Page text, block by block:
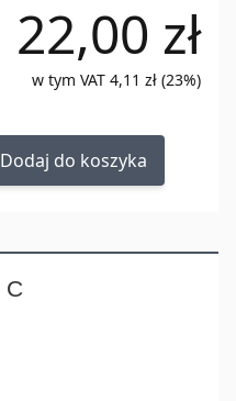
22,00 zł
w tym VAT 4,11 zł (23%)
Dodaj do koszyka
C